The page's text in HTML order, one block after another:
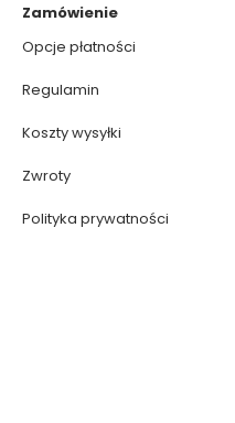
Zamówienie
Opcje płatności
Regulamin
Koszty wysyłki
Zwroty
Polityka prywatności